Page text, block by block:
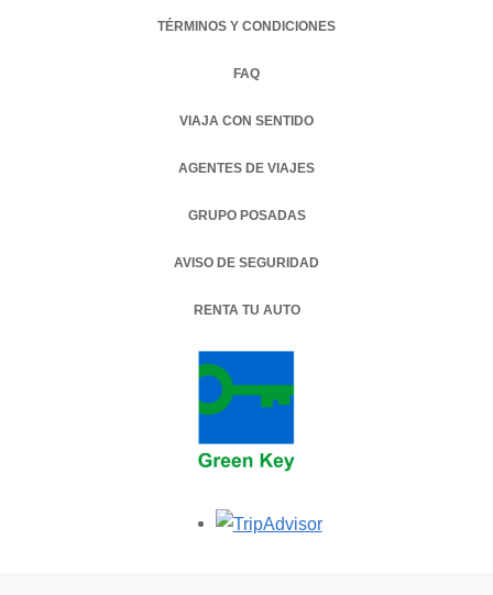
TÉRMINOS Y CONDICIONES
FAQ
VIAJA CON SENTIDO
AGENTES DE VIAJES
GRUPO POSADAS
AVISO DE SEGURIDAD
RENTA TU AUTO
OPENS IN A NEW TAB.
Opens in a new tab.